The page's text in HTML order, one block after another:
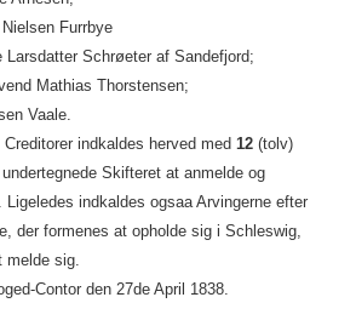
Furrbye
Schrøeter af Sandefjord;
Mathias Thorstensen;
Vaale.
indkaldes herved med 12 (tolv)
Skifteret at anmelde og
Ligeledes indkaldes ogsaa Arvingerne efter
der formenes at opholde sig i Schleswig,
melde sig.
den 27de April 1838.